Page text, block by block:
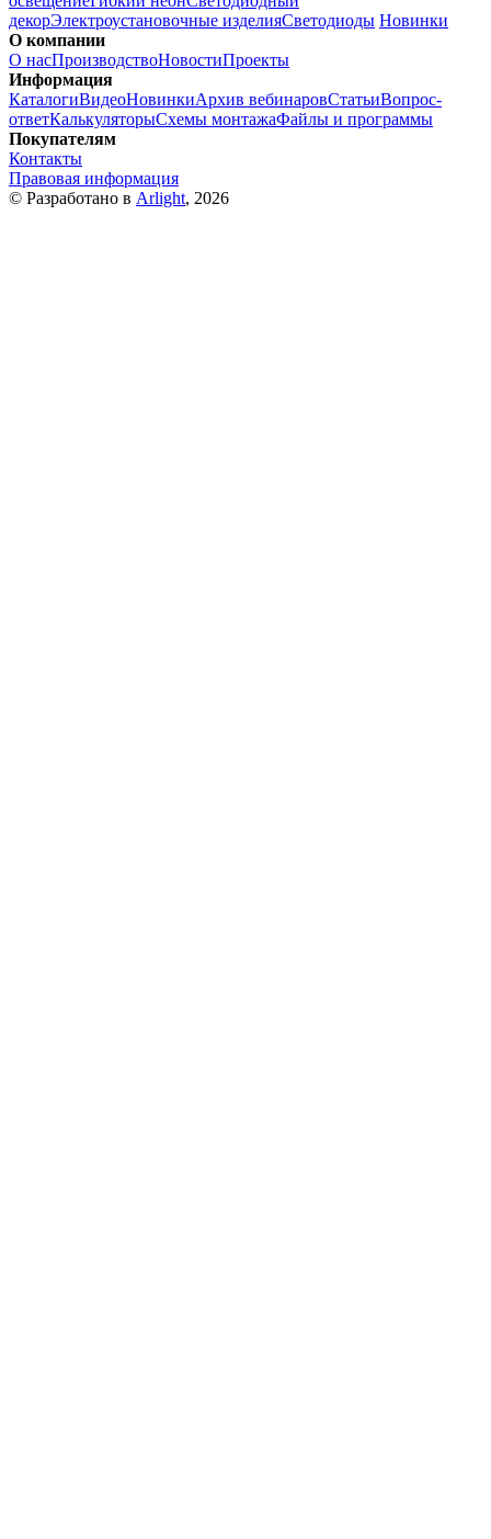
декорЭлектроустановочные изделияСветодиоды Новинки
О компании
О насПроизводствоНовостиПроекты
Информация
КаталогиВидеоНовинкиАрхив вебинаровСтатьиВопрос-
ответКалькуляторыСхемы монтажаФайлы и программы
Покупателям
Контакты
Правовая информация
© Разработано в Arlight, 2026